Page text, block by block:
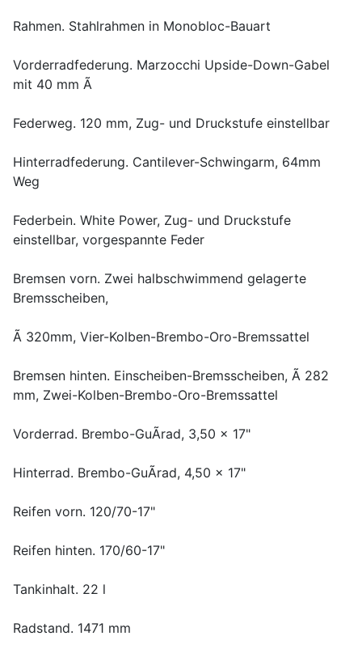
Rahmen. Stahlrahmen in Monobloc-Bauart
Vorderradfederung. Marzocchi Upside-Down-Gabel
mit 40 mm Ã
Federweg. 120 mm, Zug- und Druckstufe einstellbar
Hinterradfederung. Cantilever-Schwingarm, 64mm
Weg
Federbein. White Power, Zug- und Druckstufe
einstellbar, vorgespannte Feder
Bremsen vorn. Zwei halbschwimmend gelagerte
Bremsscheiben,
Ã 320mm, Vier-Kolben-Brembo-Oro-Bremssattel
Bremsen hinten. Einscheiben-Bremsscheiben, Ã 282
mm, Zwei-Kolben-Brembo-Oro-Bremssattel
Vorderrad. Brembo-GuÃrad, 3,50 x 17"
Hinterrad. Brembo-GuÃrad, 4,50 x 17"
Reifen vorn. 120/70-17"
Reifen hinten. 170/60-17"
Tankinhalt. 22 l
Radstand. 1471 mm